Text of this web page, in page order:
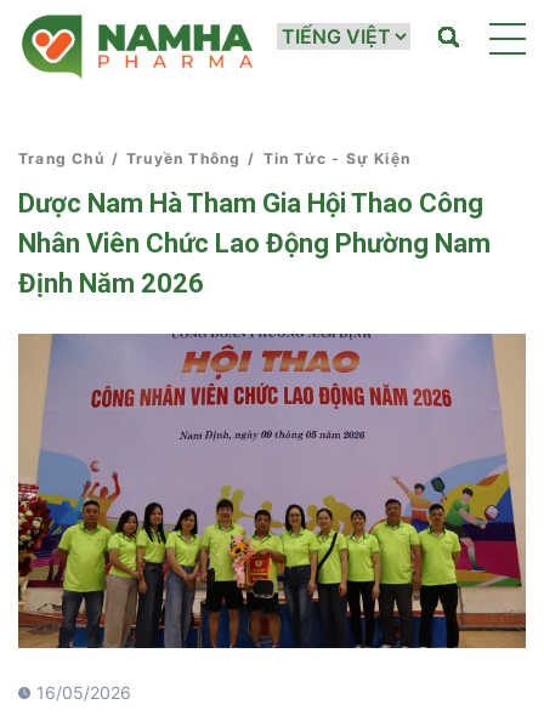
Trang Chủ / Truyền Thông / Tin Tức - Sự Kiện
Dược Nam Hà Tham Gia Hội Thao Công
Nhân Viên Chức Lao Động Phường Nam
Định Năm 2026
16/05/2026